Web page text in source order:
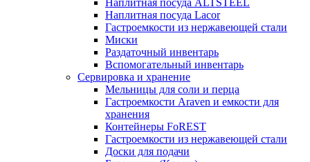
Наплитная посуда Lacor
Гастроемкости из нержавеющей стали
Миски
Раздаточный инвентарь
Вспомогательный инвентарь
Сервировка и хранение
Мельницы для соли и перца
Гастроемкости Araven и емкости для
хранения
Контейнеры FoREST
Гастроемкости из нержавеющей стали
Доски для подачи